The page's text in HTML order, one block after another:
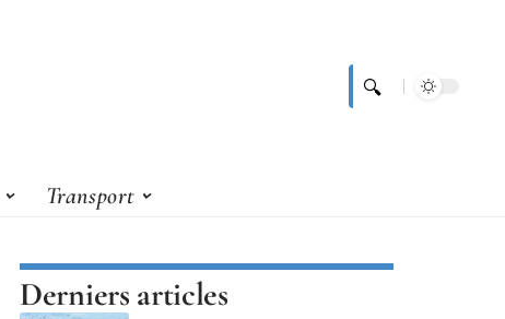
Transport
Derniers articles